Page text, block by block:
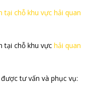
tại chỗ khu vực hải quan
tại chỗ khu vực hải quan
tư vấn và phục vụ: